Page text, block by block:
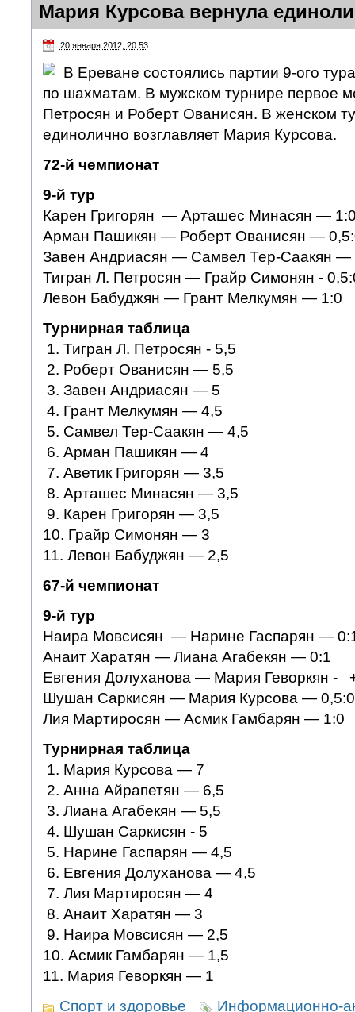
Мария Курсова вернула
20 января 2012, 20:53
В Ереване состоялись партии 9-ого
по шахматам. В мужском турнире первое
Петросян и Роберт Ованисян. В женском
единолично возглавляет Мария Курсова.
72-й чемпионат
9-й тур
Карен Григорян — Арташес Минасян —
Арман Пашикян — Роберт Ованисян —
Завен Андриасян — Самвел Тер-Саакян —
Тигран Л. Петросян — Грайр Симонян -
Левон Бабуджян — Грант Мелкумян — 1:0
Турнирная таблица
1. Тигран Л. Петросян - 5,5
2. Роберт Ованисян — 5,5
3. Завен Андриасян — 5
4. Грант Мелкумян — 4,5
5. Самвел Тер-Саакян — 4,5
6. Арман Пашикян — 4
7. Аветик Григорян — 3,5
8. Арташес Минасян — 3,5
9. Карен Григорян — 3,5
10. Грайр Симонян — 3
11. Левон Бабуджян — 2,5
67-й чемпионат
9-й тур
Наира Мовсисян — Нарине Гаспарян —
Анаит Харатян — Лиана Агабекян — 0:1
Евгения Долуханова — Мария Геворкян -
Шушан Саркисян — Мария Курсова —
Лия Мартиросян — Асмик Гамбарян — 1:0
Турнирная таблица
1. Мария Курсова — 7
2. Анна Айрапетян — 6,5
3. Лиана Агабекян — 5,5
4. Шушан Саркисян - 5
5. Нарине Гаспарян — 4,5
6. Евгения Долуханова — 4,5
7. Лия Мартиросян — 4
8. Анаит Харатян — 3
9. Наира Мовсисян — 2,5
10. Асмик Гамбарян — 1,5
11. Мария Геворкян — 1
Спорт и здоровье
Информационно-